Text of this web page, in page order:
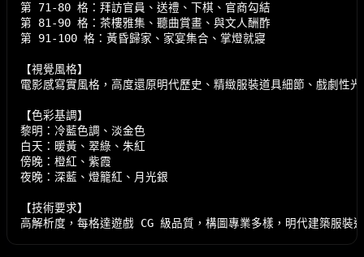
第 71-80 格：拜訪官員、送禮、下棋、官商勾結
第 81-90 格：茶樓雅集、聽曲賞畫、與文人酬酢
第 91-100 格：黃昏歸家、家宴集合、掌燈就寢
【視覺風格】
電影感寫實風格，高度還原明代歷史、精緻服裝道具細節、戲劇性
【色彩基調】
黎明：冷藍色調、淡金色
白天：暖黃、翠綠、朱紅
傍晚：橙紅、紫霞
夜晚：深藍、燈籠紅、月光銀
【技術要求】